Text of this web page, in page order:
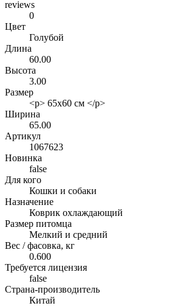
reviews
0
Цвет
Голубой
Длина
60.00
Высота
3.00
Размер
<p> 65х60 см </p>
Ширина
65.00
Артикул
1067623
Новинка
false
Для кого
Кошки и собаки
Назначение
Коврик охлаждающий
Размер питомца
Мелкий и средний
Вес / фасовка, кг
0.600
Требуется лицензия
false
Страна-производитель
Китай